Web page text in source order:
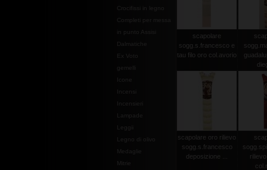
Crocifissi in legno
Completi per messa
in punto Assisi
Dalmatiche
Ex Voto
gemelli
Leggii
Legno di olivo
Medaglie
Mitrie
scapolare
sogg.s.francesco e
tau filo oro col.avorio
scapolare oro rilievo
sogg.s.francesco
deposizione ...